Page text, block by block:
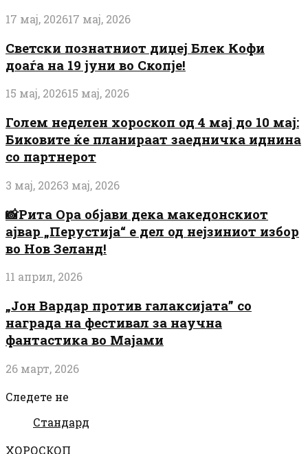
17 мај, 202617 мај, 2026
Светски познатниот диџеј Блек Кофи
доаѓа на 19 јуни во Скопје!
15 мај, 202615 мај, 2026
Голем неделен хороскоп од 4 мај до 10 мај:
Биковите ќе планираат заедничка иднина
со партнерот
3 мај, 20263 мај, 2026
📸Рита Ора објави дека македонскиот
ајвар „Перустија“ е дел од нејзиниот избор
во Нов Зеланд!
11 април, 2026
„Јон Вардар против галаксијата” со
награда на фестивал за научна
фантастика во Мајами
26 март, 2026
Следете не
Стандард
ХОРОСКОП